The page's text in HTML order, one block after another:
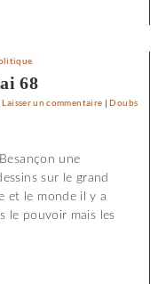
68
Laisser un commentaire on
à
«
Utoya
|Doubs
une
sur le grand
et le monde il y a
le pouvoir mais les